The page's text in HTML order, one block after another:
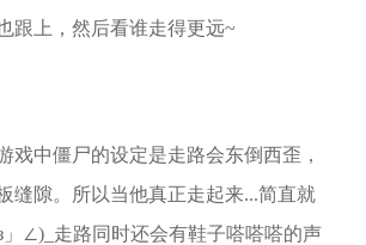
跟上，然后看谁走得更远~
戏中僵尸的设定是走路会东倒西歪，
缝隙。所以当他真正走起来...简直就
」∠)_走路同时还会有鞋子嗒嗒嗒的声